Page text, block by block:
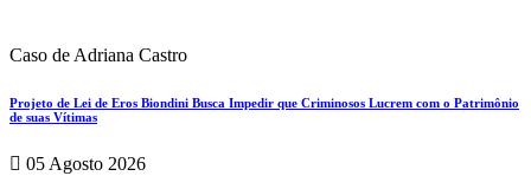
Caso de Adriana Castro
Projeto de Lei de Eros Biondini Busca Impedir que Criminosos Lucrem com o Patrimônio
de suas Vítimas
05 Agosto 2026